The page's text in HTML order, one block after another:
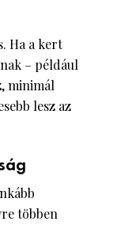
Ha a kert
– például
minimál
lesz az
többen